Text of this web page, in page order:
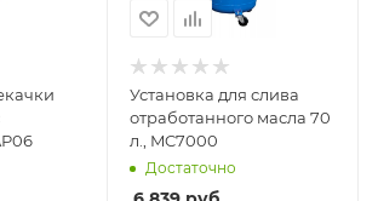
Установка для слива
отработанного масла 70
л., MC7000
Достаточно